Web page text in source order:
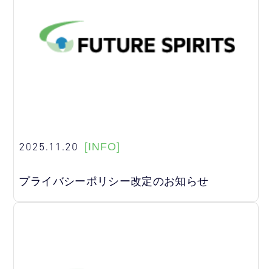
2025.11.20 [INFO]
プライバシーポリシー改定のお知らせ